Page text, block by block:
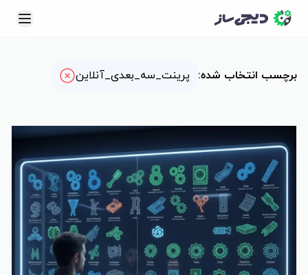
نمونه‌کارها
سبد خرید
سفارش آنلاین ثبت نام | ورود
برچسب انتخاب شده: پرینت_سه_بعدی_آنلاین
برچسب: پرینت_سه_بعدی_آنلاین